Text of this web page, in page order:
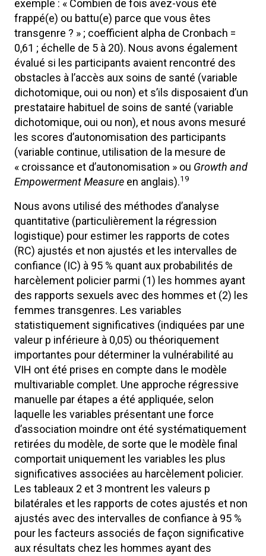
exemple : « Combien de fois avez-vous été
frappé(e) ou battu(e) parce que vous êtes
transgenre ? » ; coefficient alpha de Cronbach =
0,61 ; échelle de 5 à 20). Nous avons également
évalué si les participants avaient rencontré des
obstacles à l’accès aux soins de santé (variable
dichotomique, oui ou non) et s’ils disposaient d’un
prestataire habituel de soins de santé (variable
dichotomique, oui ou non), et nous avons mesuré
les scores d’autonomisation des participants
(variable continue, utilisation de la mesure de
« croissance et d’autonomisation » ou Growth and
Empowerment Measure en anglais).19
Nous avons utilisé des méthodes d’analyse
quantitative (particulièrement la régression
logistique) pour estimer les rapports de cotes
(RC) ajustés et non ajustés et les intervalles de
confiance (IC) à 95 % quant aux probabilités de
harcèlement policier parmi (1) les hommes ayant
des rapports sexuels avec des hommes et (2) les
femmes transgenres. Les variables
statistiquement significatives (indiquées par une
valeur p inférieure à 0,05) ou théoriquement
importantes pour déterminer la vulnérabilité au
VIH ont été prises en compte dans le modèle
multivariable complet. Une approche régressive
manuelle par étapes a été appliquée, selon
laquelle les variables présentant une force
d’association moindre ont été systématiquement
retirées du modèle, de sorte que le modèle final
comportait uniquement les variables les plus
significatives associées au harcèlement policier.
Les tableaux 2 et 3 montrent les valeurs p
bilatérales et les rapports de cotes ajustés et non
ajustés avec des intervalles de confiance à 95 %
pour les facteurs associés de façon significative
aux résultats chez les hommes ayant des